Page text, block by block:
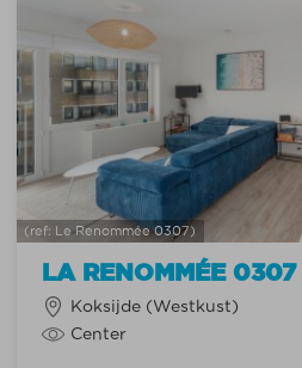
LA RENOMMÉE 0307
(ref: Le Renommée 0307)
Koksijde (Westkust)
Center